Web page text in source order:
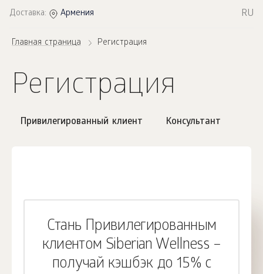
Доставка: Армения RU
Главная страница Регистрация
Регистрация
Привилегированный клиент Консультант
Стань Привилегированным
клиентом Siberian Wellness –
получай кэшбэк до 15% с